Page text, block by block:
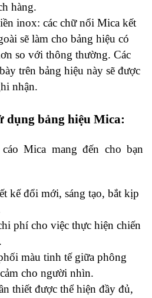
hàng.
inox: các chữ nổi Mica kết
sẽ làm cho bảng hiệu có
so với thông thường. Các
trên bảng hiệu này sẽ được
nhận.
dụng bảng hiệu Mica:
Mica mang đến cho bạn
kế đổi mới, sáng tạo, bắt kịp
phí cho việc thực hiện chiến
màu tinh tế giữa phông
cho người nhìn.
thiết được thể hiện đầy đủ,